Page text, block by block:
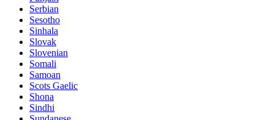
Serbian
Sesotho
Sinhala
Slovak
Slovenian
Somali
Samoan
Scots Gaelic
Shona
Sindhi